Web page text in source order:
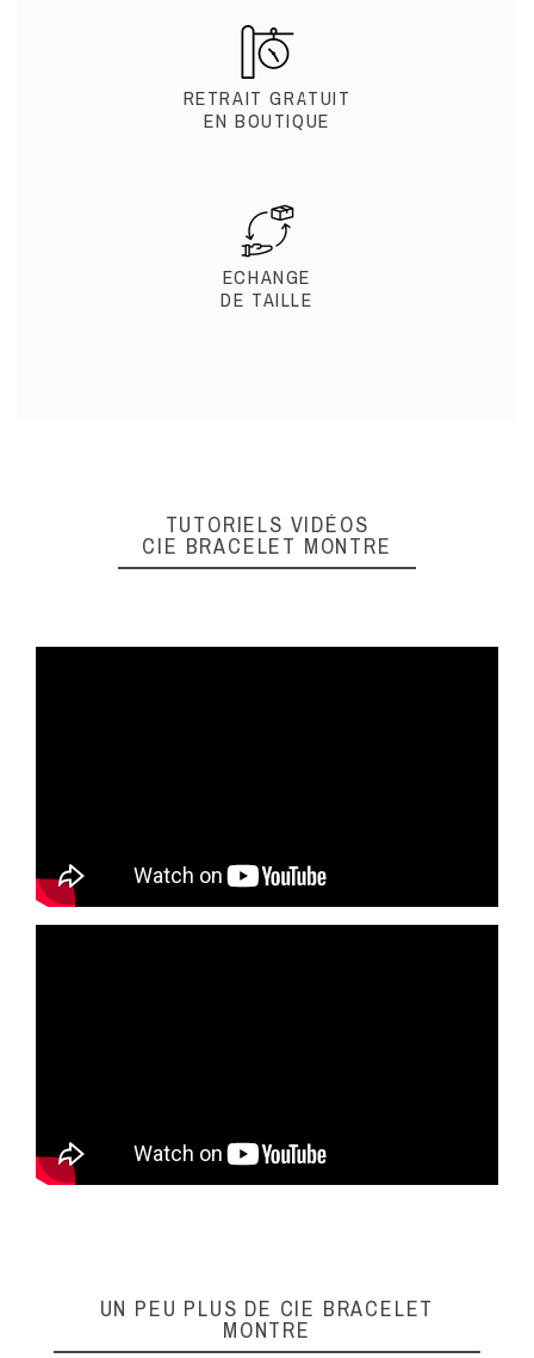
RETRAIT GRATUIT
EN BOUTIQUE
ECHANGE
DE TAILLE
TUTORIELS VIDÉOS
CIE BRACELET MONTRE
UN PEU PLUS DE CIE BRACELET
MONTRE